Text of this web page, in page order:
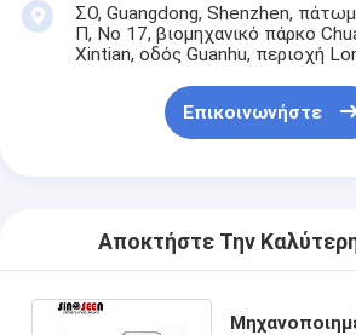
ΣΟ, Guangdong, Shenzhen,
Π, Νο 17, βιομηχανικό πάρκο
Xintian, οδός Guanhu, περιοχή
Επικοινωνήστε
Αποκτήστε Την Καλύτερη